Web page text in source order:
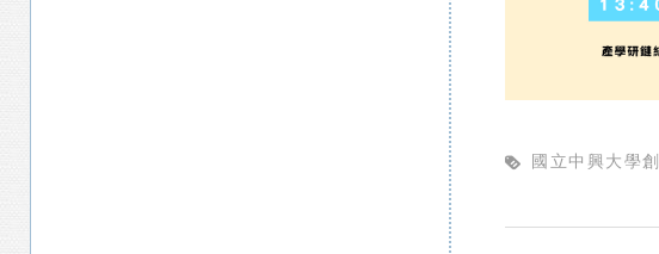
國立中興大學